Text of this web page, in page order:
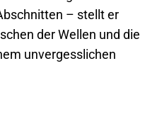
– stellt er
der Wellen und die
unvergesslichen